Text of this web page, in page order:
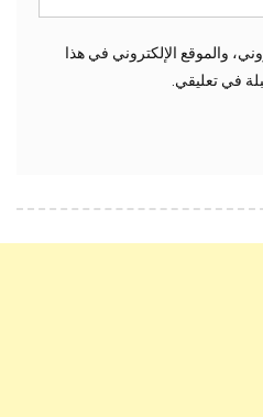
والموقع الإلكتروني في هذا
في تعليقي.